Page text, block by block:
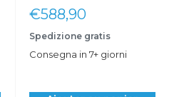
Prix
réduit
€588,90
Spedizione gratis
Consegna in 7+ giorni